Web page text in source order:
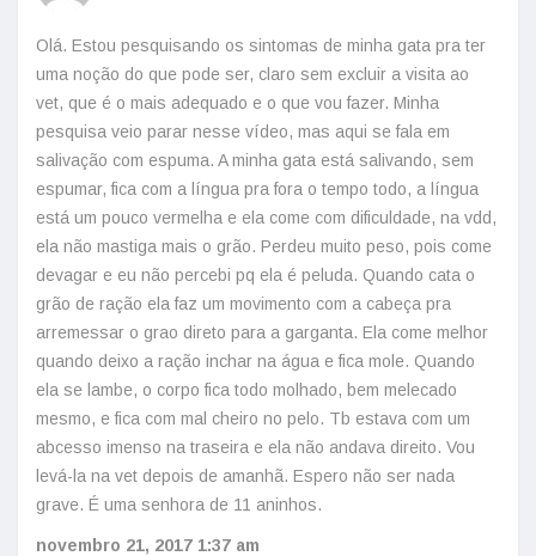
Olá. Estou pesquisando os sintomas de minha gata pra ter
uma noção do que pode ser, claro sem excluir a visita ao
vet, que é o mais adequado e o que vou fazer. Minha
pesquisa veio parar nesse vídeo, mas aqui se fala em
salivação com espuma. A minha gata está salivando, sem
espumar, fica com a língua pra fora o tempo todo, a língua
está um pouco vermelha e ela come com dificuldade, na vdd,
ela não mastiga mais o grão. Perdeu muito peso, pois come
devagar e eu não percebi pq ela é peluda. Quando cata o
grão de ração ela faz um movimento com a cabeça pra
arremessar o grao direto para a garganta. Ela come melhor
quando deixo a ração inchar na água e fica mole. Quando
ela se lambe, o corpo fica todo molhado, bem melecado
mesmo, e fica com mal cheiro no pelo. Tb estava com um
abcesso imenso na traseira e ela não andava direito. Vou
levá-la na vet depois de amanhã. Espero não ser nada
grave. É uma senhora de 11 aninhos.
novembro 21, 2017 1:37 am